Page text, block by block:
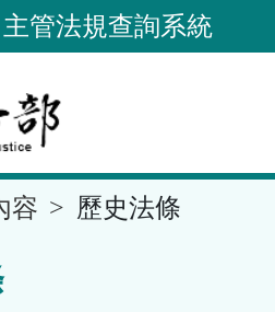
主管法規查詢系統
容 歷史法條